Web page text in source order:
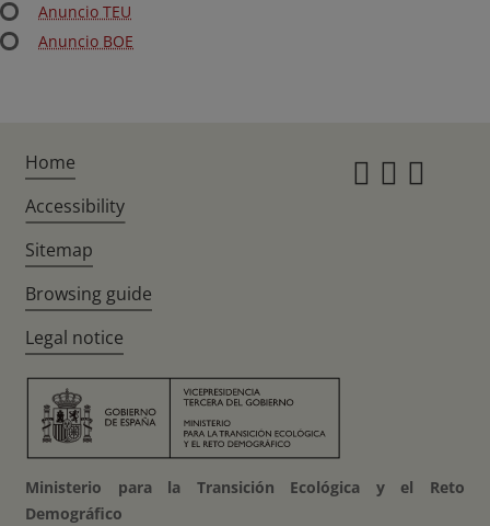
Anuncio TEU
Anuncio BOE
Home
Accessibility
Sitemap
Browsing guide
Legal notice
Ministerio para la Transición Ecológica y el Reto
Demográfico